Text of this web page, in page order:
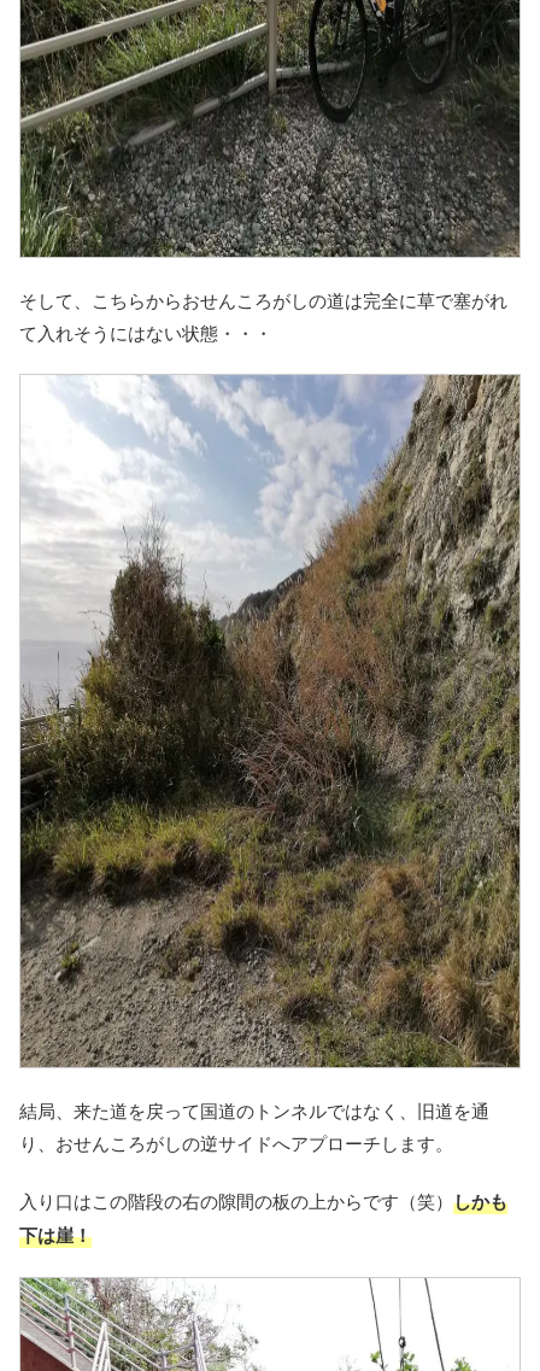
そして、こちらからおせんころがしの道は完全に草で塞がれ
て入れそうにはない状態・・・
結局、来た道を戻って国道のトンネルではなく、旧道を通
り、おせんころがしの逆サイドへアプローチします。
入り口はこの階段の右の隙間の板の上からです（笑） しかも
下は崖！